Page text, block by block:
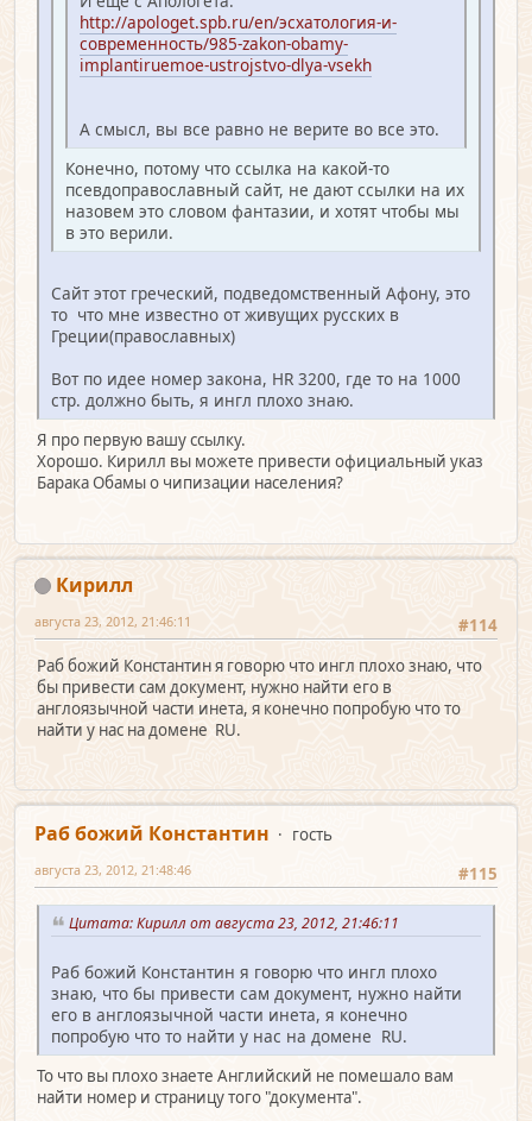
http://apologet.spb.ru/en/эсхатология-и-
современность/985-zakon-obamy-
implantiruemoe-ustrojstvo-dlya-vsekh
А смысл, вы все равно не верите во все это.
Конечно, потому что ссылка на какой-то
псевдоправославный сайт, не дают ссылки на их
назовем это словом фантазии, и хотят чтобы мы
в это верили.
Сайт этот греческий, подведомственный Афону, это
то что мне известно от живущих русских в
Греции(православных)
Вот по идее номер закона, HR 3200, где то на 1000
стр. должно быть, я ингл плохо знаю.
Я про первую вашу ссылку.
Хорошо. Кирилл вы можете привести официальный указ
Барака Обамы о чипизации населения?
Кирилл
#114
августа 23, 2012, 21:46:11
Раб божий Константин я говорю что ингл плохо знаю, что
бы привести сам документ, нужно найти его в
англоязычной части инета, я конечно попробую что то
найти у нас на домене RU.
Раб божий Константин
гость
#115
августа 23, 2012, 21:48:46
Цитата: Кирилл от августа 23, 2012, 21:46:11
Раб божий Константин я говорю что ингл плохо
знаю, что бы привести сам документ, нужно найти
его в англоязычной части инета, я конечно
попробую что то найти у нас на домене RU.
То что вы плохо знаете Английский не помешало вам
найти номер и страницу того "документа".